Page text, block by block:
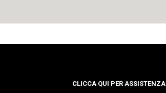
CLICCA QUI PER ASSISTENZA